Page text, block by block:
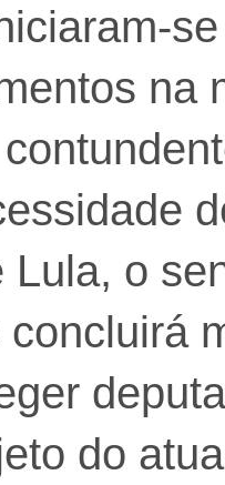
na
Lula, o
do